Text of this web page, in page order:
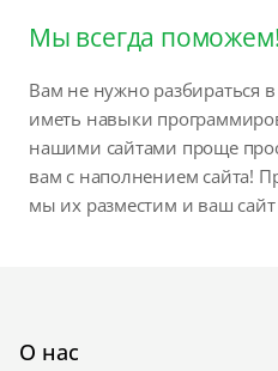
Мы всегда поможем!
Вам не нужно разбираться
иметь навыки
нашими сайтами проще
вам с наполнением сайта!
мы их разместим и ваш сайт
О нас